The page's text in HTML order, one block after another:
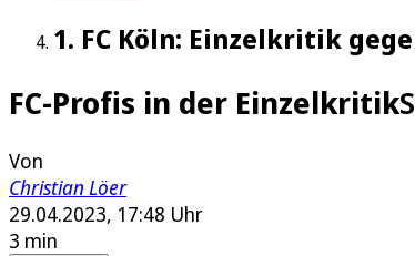
1. FC Köln: Einzelkritik
FC-Profis in der Einzelkritik
Von
Christian Löer
29.04.2023, 17:48 Uhr
3 min